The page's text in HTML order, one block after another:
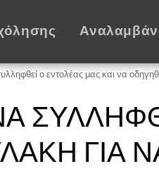
ο εντολέας μας και να
ΓΙΑ